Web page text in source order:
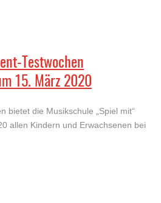
Testwochen
15. März 2020
bietet die Musikschule „Spiel mit“
allen Kindern und Erwachsenen bei